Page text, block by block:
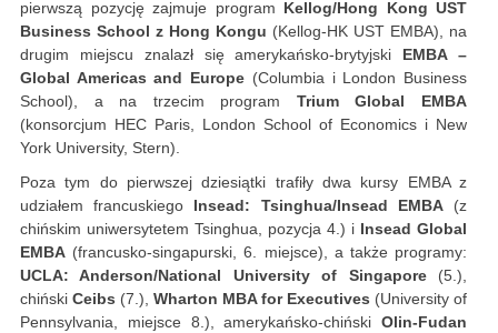
pierwszą pozycję zajmuje program Kellog/Hong Kong UST
Business School z Hong Kongu (Kellog-HK UST EMBA), na
drugim miejscu znalazł się amerykańsko-brytyjski EMBA –
Global Americas and Europe (Columbia i London Business
School), a na trzecim program Trium Global EMBA
(konsorcjum HEC Paris, London School of Economics i New
York University, Stern).
Poza tym do pierwszej dziesiątki trafiły dwa kursy EMBA z
udziałem francuskiego Insead: Tsinghua/Insead EMBA(z
chińskim uniwersytetem Tsinghua, pozycja 4.) i Insead Global
EMBA (francusko-singapurski, 6. miejsce), a także programy:
UCLA: Anderson/National University of Singapore(5.),
chiński Ceibs (7.), Wharton MBA for Executives (University of
Pennsylvania, miejsce 8.), amerykańsko-chiński Olin-Fudan